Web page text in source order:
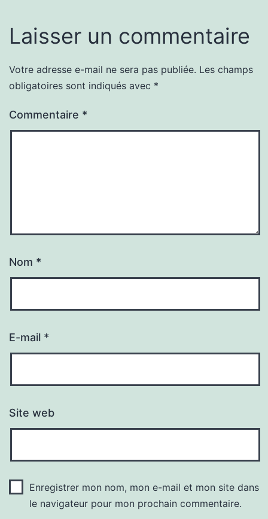
Laisser un commentaire
Votre adresse e-mail ne sera pas publiée. Les champs
obligatoires sont indiqués avec *
Commentaire *
Nom *
E-mail *
Site web
Enregistrer mon nom, mon e-mail et mon site dans
le navigateur pour mon prochain commentaire.